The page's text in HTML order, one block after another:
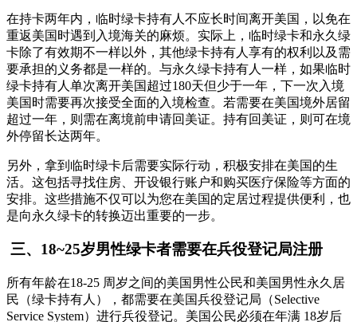
在持卡两年内，临时绿卡持有人不应长时间离开美国，以免在
重返美国时遇到入境海关的麻烦。实际上，临时绿卡和永久绿
卡除了有效期不一样以外，其他绿卡持有人享有的权利以及需
要承担的义务都是一样的。与永久绿卡持有人一样，如果临时
绿卡持有人单次离开美国超过180天但少于一年，下一次入境
美国时需要再次接受全面的入境检查。若需要在美国境外居留
超过一年，则需在离境前申请回美证。持有回美证，则可在境
外停留长达两年。
另外，拿到临时绿卡后需要实际行动，积极安排在美国的生
活。这包括寻找住房、开设银行账户和购买医疗保险等方面的
安排。这些措施不仅可以为您在美国的定居过程提供便利，也
是向永久绿卡的转换迈出重要的一步。
三、18~25岁男性绿卡者需要在兵役登记局注册
所有年龄在18-25 周岁之间的美国男性公民和美国男性永久居
民（绿卡持有人），都需要在美国兵役登记局（Selective
Service System）进行兵役登记。美国公民必须在年满 18岁后